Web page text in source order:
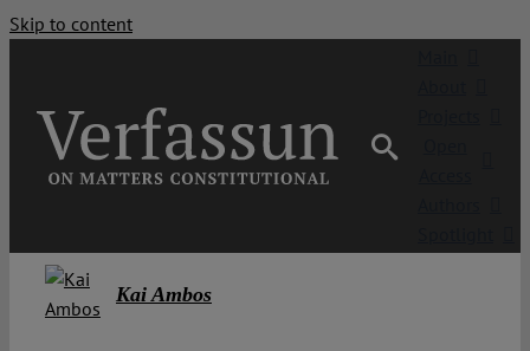
Skip to content
Kai Ambos